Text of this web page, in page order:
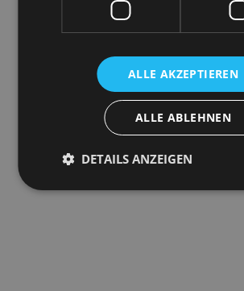
ALLE AKZEPTIEREN
ALLE ABLEHNEN
DETAILS ANZEIGEN